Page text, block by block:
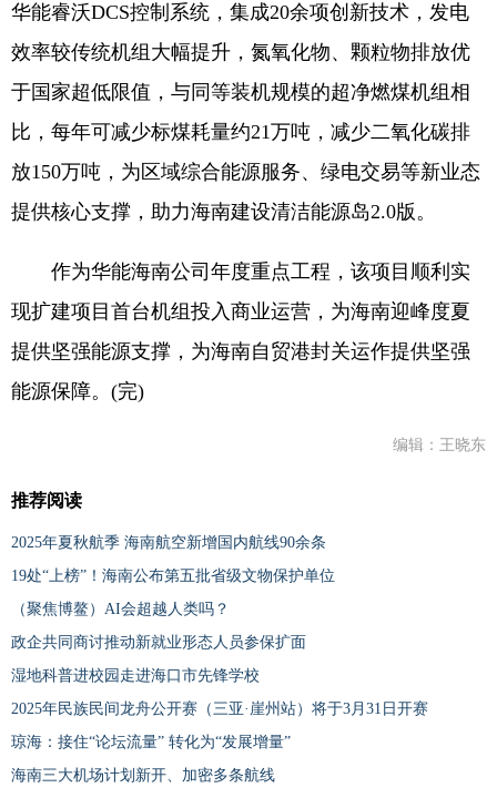
华能睿沃DCS控制系统，集成20余项创新技术，发电
效率较传统机组大幅提升，氮氧化物、颗粒物排放优
于国家超低限值，与同等装机规模的超净燃煤机组相
比，每年可减少标煤耗量约21万吨，减少二氧化碳排
放150万吨，为区域综合能源服务、绿电交易等新业态
提供核心支撑，助力海南建设清洁能源岛2.0版。
作为华能海南公司年度重点工程，该项目顺利实
现扩建项目首台机组投入商业运营，为海南迎峰度夏
提供坚强能源支撑，为海南自贸港封关运作提供坚强
能源保障。(完)
编辑：王晓东
推荐阅读
2025年夏秋航季 海南航空新增国内航线90余条
19处“上榜”！海南公布第五批省级文物保护单位
（聚焦博鳌）AI会超越人类吗？
政企共同商讨推动新就业形态人员参保扩面
湿地科普进校园走进海口市先锋学校
2025年民族民间龙舟公开赛（三亚·崖州站）将于3月31日开赛
琼海：接住“论坛流量” 转化为“发展增量”
海南三大机场计划新开、加密多条航线